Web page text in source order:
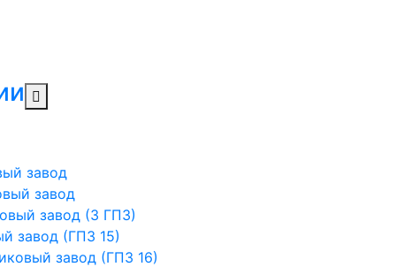
завод
завод
завод (3 ГПЗ)
завод (ГПЗ 15)
завод (ГПЗ 16)